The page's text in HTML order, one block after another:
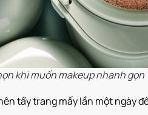
khi muốn makeup nhanh gọn
tẩy trang mấy lần một ngày